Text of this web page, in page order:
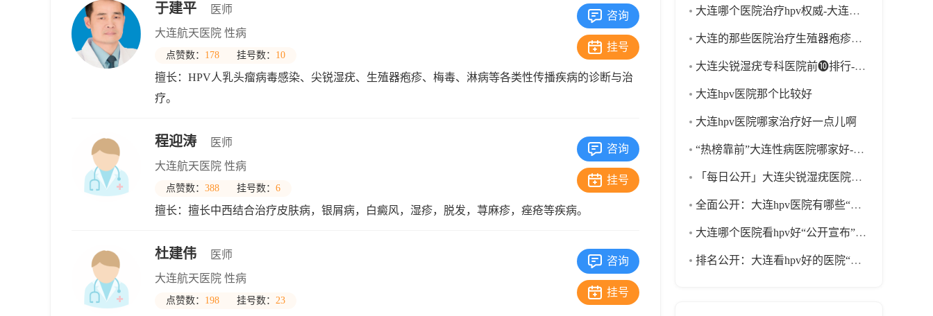
咨询
挂号
于建平
医师
大连航天医院 性病
点赞数： 178 挂号数： 10
擅长：HPV人乳头瘤病毒感染、尖锐湿疣、生殖器疱疹、梅毒、淋病等各类性传播疾病的诊断与治
疗。
咨询
挂号
程迎涛
医师
大连航天医院 性病
点赞数： 388 挂号数： 6
擅长：擅长中西结合治疗皮肤病，银屑病，白癜风，湿疹，脱发，荨麻疹，痤疮等疾病。
咨询
挂号
杜建伟
医师
大连航天医院 性病
点赞数： 198 挂号数： 23
大连哪个医院治疗hpv权威-大连排行前三的hpv医院？
大连的那些医院治疗生殖器疱疹好一些-大连十佳生殖器疱疹科医院排名？
大连尖锐湿疣专科医院前❿排行-大连那家尖锐湿疣医院比较好
大连hpv医院那个比较好
大连hpv医院哪家治疗好一点儿啊
“热榜靠前”大连性病医院哪家好-大连性病医院正规有那些
「每日公开」大连尖锐湿疣医院排名(榜单公开)大连好的尖锐湿疣医院
全面公开：大连hpv医院有哪些“口碑十强”大连看hpv好的医院
大连哪个医院看hpv好“公开宣布”大连治疗hpv医院排名
排名公开：大连看hpv好的医院“前十宣布”大连哪家hpv医院好